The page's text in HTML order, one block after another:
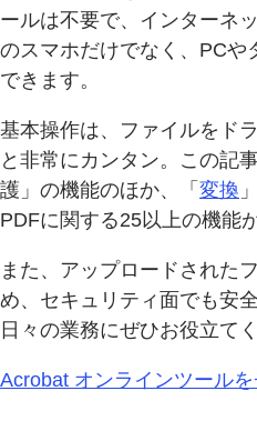
ールは不要で、インターネ
のスマホだけでなく、PCや
できます。
基本操作は、ファイルをド
と非常にカンタン。この記
護」の機能のほか、「 変換
PDFに関する25以上の機能
また、アップロードされた
め、セキュリティ面でも安
日々の業務にぜひお役立て
Acrobat オンラインツール